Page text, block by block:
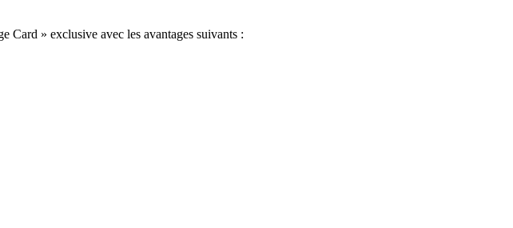
Card » exclusive avec les avantages suivants :